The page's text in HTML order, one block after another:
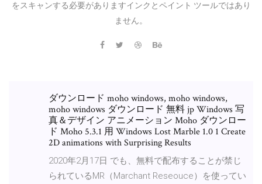
をスキャンする必要がありますインクとペイント ツールではあり
ません。
ダウンロード moho windows, moho windows,
moho windows ダウンロード 無料 jp Windows 写
真＆デザイン アニメーション Moho ダウンロー
ド Moho 5.3.1 用 Windows Lost Marble 1.0 1 Create
2D animations with Surprising Results
2020年2月17日 でも、無料で配布することが禁じ
られているMR（Marchant Reseouce）を使ってい